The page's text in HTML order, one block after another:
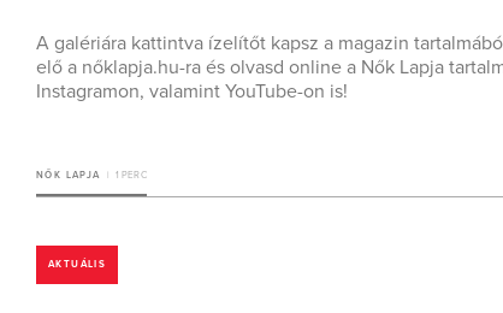
A galériára kattintva ízelítőt kapsz a magazin
elő a nőklapja.hu-ra és olvasd online a Nők Lapja
Instagramon, valamint YouTube-on is!
NŐK LAPJA 1 PERC
AKTUÁLIS